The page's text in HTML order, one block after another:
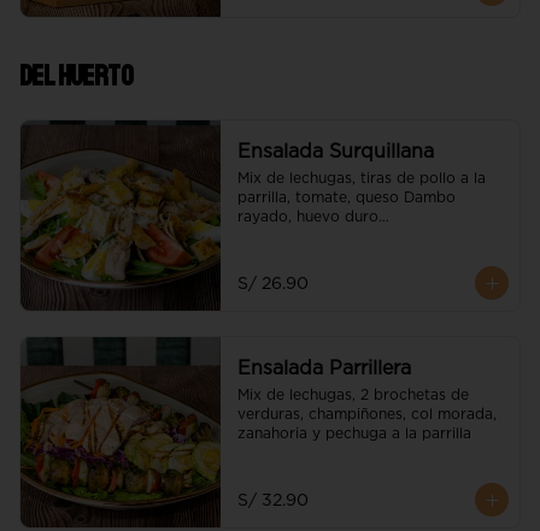
Del Huerto
Ensalada Surquillana
Mix de lechugas, tiras de pollo a la
parrilla, tomate, queso Dambo
rayado, huevo duro
S/ 26.90
Ensalada Parrillera
Mix de lechugas, 2 brochetas de
verduras, champiñones, col morada,
zanahoria y pechuga a la parrilla
S/ 32.90